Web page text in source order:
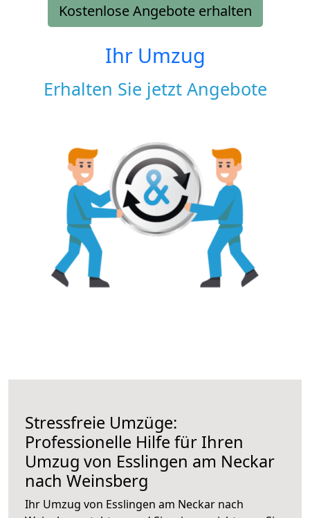
Kostenlose Angebote erhalten
Ihr Umzug
Erhalten Sie jetzt Angebote
Stressfreie Umzüge:
Professionelle Hilfe für Ihren
Umzug von Esslingen am Neckar
nach Weinsberg
Ihr Umzug von Esslingen am Neckar nach